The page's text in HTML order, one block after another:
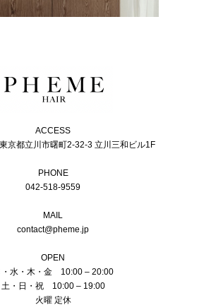
ACCESS
京都立川市曙町2-32-3 立川三和ビル1F
PHONE
042-518-9559
MAIL
contact@pheme.jp
OPEN
・水・木・金 10:00 – 20:00
土・日・祝 10:00 – 19:00
火曜 定休